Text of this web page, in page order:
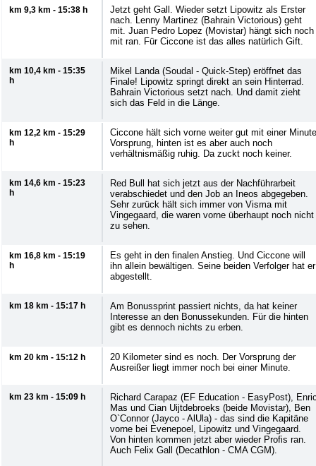
km 9,3 km - 15:38 h
Jetzt geht Gall. Wieder setzt Lipowitz als Erster
nach. Lenny Martinez (Bahrain Victorious) geht
mit. Juan Pedro Lopez (Movistar) hängt sich noch
mit ran. Für Ciccone ist das alles natürlich Gift.
km 10,4 km - 15:35
h
Mikel Landa (Soudal - Quick-Step) eröffnet das
Finale! Lipowitz springt direkt an sein Hinterrad.
Bahrain Victorious setzt nach. Und damit zieht
sich das Feld in die Länge.
km 12,2 km - 15:29
h
Ciccone hält sich vorne weiter gut mit einer Minute
Vorsprung, hinten ist es aber auch noch
verhältnismäßig ruhig. Da zuckt noch keiner.
km 14,6 km - 15:23
h
Red Bull hat sich jetzt aus der Nachführarbeit
verabschiedet und den Job an Ineos abgegeben.
Sehr zurück hält sich immer von Visma mit
Vingegaard, die waren vorne überhaupt noch nicht
zu sehen.
km 16,8 km - 15:19
h
Es geht in den finalen Anstieg. Und Ciccone will
ihn allein bewältigen. Seine beiden Verfolger hat er
abgestellt.
km 18 km - 15:17 h
Am Bonussprint passiert nichts, da hat keiner
Interesse an den Bonussekunden. Für die hinten
gibt es dennoch nichts zu erben.
km 20 km - 15:12 h
20 Kilometer sind es noch. Der Vorsprung der
Ausreißer liegt immer noch bei einer Minute.
km 23 km - 15:09 h
Richard Carapaz (EF Education - EasyPost),
Mas und Cian Uijtdebroeks (beide Movistar), Ben
O`Connor (Jayco - AlUla) - das sind die Kapitäne
vorne bei Evenepoel, Lipowitz und Vingegaard.
Von hinten kommen jetzt aber wieder Profis ran.
Auch Felix Gall (Decathlon - CMA CGM).